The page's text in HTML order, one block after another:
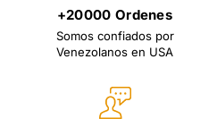
+20000 Ordenes
Somos confiados por
Venezolanos en USA